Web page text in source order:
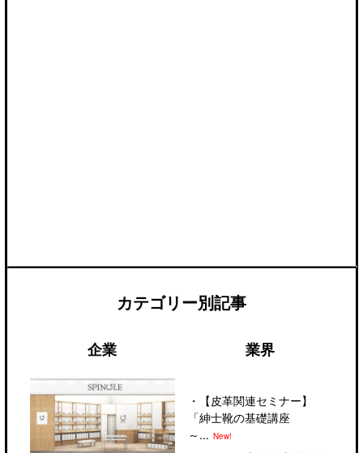
カテゴリー別記事
企業 業界
・
【皮革関連セミナー】
「紳士靴の基礎講座
～... New!